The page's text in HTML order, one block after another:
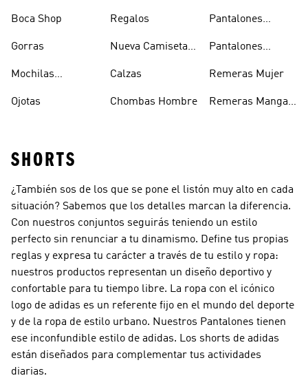
Boca Shop
Gorras
Mochilas
Ojotas
Regalos
Nueva Camiseta
Calzas
Chombas Hombre
Pantalones
Hombre
Pantalones
Remeras Mujer
Remeras Manga
SHORTS
¿También sos de los que se pone el listón muy alto en cada
situación? Sabemos que los detalles marcan la diferencia.
Con nuestros conjuntos seguirás teniendo un estilo
perfecto sin renunciar a tu dinamismo. Define tus propias
reglas y expresa tu carácter a través de tu estilo y ropa:
nuestros productos representan un diseño deportivo y
confortable para tu tiempo libre. La ropa con el icónico
logo de adidas es un referente fijo en el mundo del deporte
y de la ropa de estilo urbano. Nuestros Pantalones tienen
ese inconfundible estilo de adidas. Los shorts de adidas
están diseñados para complementar tus actividades
diarias.